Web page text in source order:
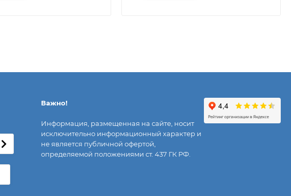
Важно!
Информация, размещенная на сайте, носит
исключительно информационный характер и
не является публичной офертой,
определяемой положениями ст. 437 ГК РФ.